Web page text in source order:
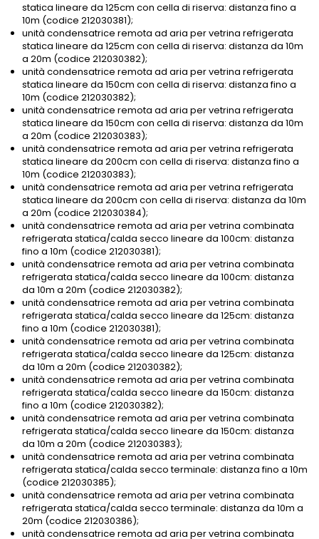
statica lineare da 125cm con cella di riserva: distanza fino a
10m (codice 212030381);
unità condensatrice remota ad aria per vetrina refrigerata
statica lineare da 125cm con cella di riserva: distanza da 10m
a 20m (codice 212030382);
unità condensatrice remota ad aria per vetrina refrigerata
statica lineare da 150cm con cella di riserva: distanza fino a
10m (codice 212030382);
unità condensatrice remota ad aria per vetrina refrigerata
statica lineare da 150cm con cella di riserva: distanza da 10m
a 20m (codice 212030383);
unità condensatrice remota ad aria per vetrina refrigerata
statica lineare da 200cm con cella di riserva: distanza fino a
10m (codice 212030383);
unità condensatrice remota ad aria per vetrina refrigerata
statica lineare da 200cm con cella di riserva: distanza da 10m
a 20m (codice 212030384);
unità condensatrice remota ad aria per vetrina combinata
refrigerata statica/calda secco lineare da 100cm: distanza
fino a 10m (codice 212030381);
unità condensatrice remota ad aria per vetrina combinata
refrigerata statica/calda secco lineare da 100cm: distanza
da 10m a 20m (codice 212030382);
unità condensatrice remota ad aria per vetrina combinata
refrigerata statica/calda secco lineare da 125cm: distanza
fino a 10m (codice 212030381);
unità condensatrice remota ad aria per vetrina combinata
refrigerata statica/calda secco lineare da 125cm: distanza
da 10m a 20m (codice 212030382);
unità condensatrice remota ad aria per vetrina combinata
refrigerata statica/calda secco lineare da 150cm: distanza
fino a 10m (codice 212030382);
unità condensatrice remota ad aria per vetrina combinata
refrigerata statica/calda secco lineare da 150cm: distanza
da 10m a 20m (codice 212030383);
unità condensatrice remota ad aria per vetrina combinata
refrigerata statica/calda secco terminale: distanza fino a 10m
(codice 212030385);
unità condensatrice remota ad aria per vetrina combinata
refrigerata statica/calda secco terminale: distanza da 10m a
20m (codice 212030386);
unità condensatrice remota ad aria per vetrina combinata